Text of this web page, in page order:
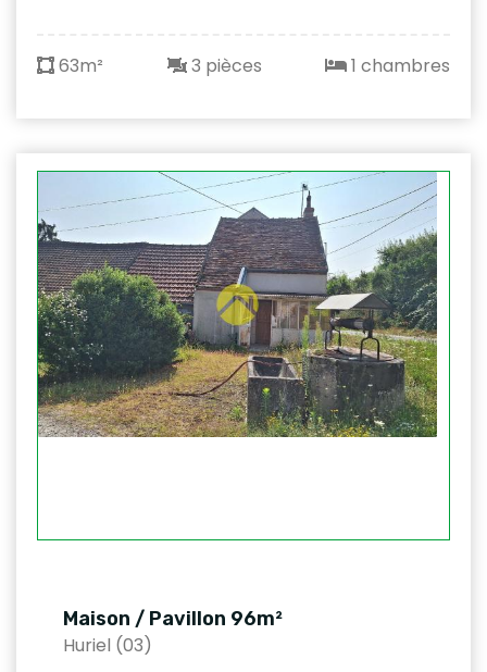
63m² 3 pièces 1 chambres
Maison / Pavillon 96m²
Huriel (03)